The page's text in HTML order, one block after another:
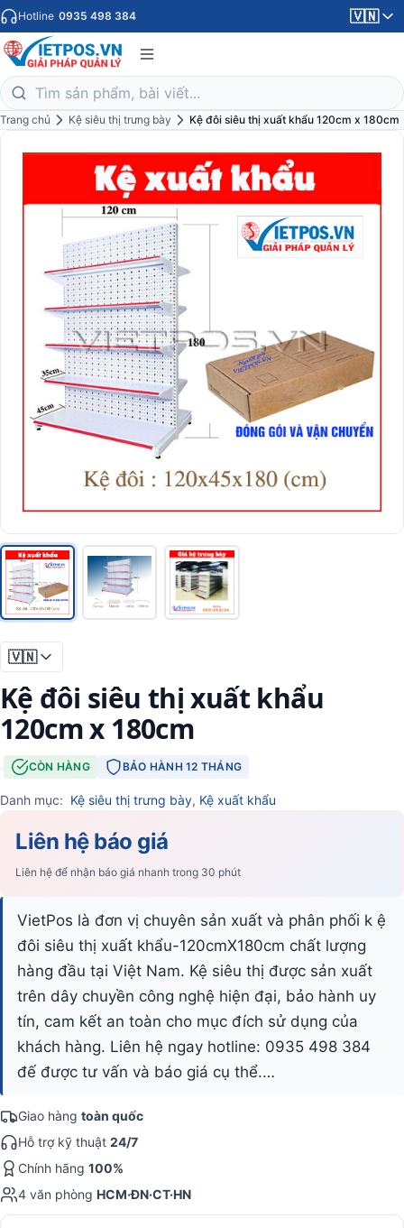
Hotline 0935 498 384 🇻🇳
Trang chủ Kệ siêu thị trưng bày Kệ đôi siêu thị xuất khẩu 120cm x 180cm
🇻🇳
Kệ đôi siêu thị xuất khẩu
120cm x 180cm
· CÒN HÀNG BẢO HÀNH 12 THÁNG
Danh mục: Kệ siêu thị trưng bày, Kệ xuất khẩu
Liên hệ báo giá
Liên hệ để nhận báo giá nhanh trong 30 phút
VietPos là đơn vị chuyên sản xuất và phân phối k ệ
đôi siêu thị xuất khẩu-120cmX180cm chất lượng
hàng đầu tại Việt Nam. Kệ siêu thị được sản xuất
trên dây chuyền công nghệ hiện đại, bảo hành uy
tín, cam kết an toàn cho mục đích sử dụng của
khách hàng. Liên hệ ngay hotline: 0935 498 384
đế được tư vấn và báo giá cụ thể.…
Giao hàng toàn quốc
Hỗ trợ kỹ thuật 24/7
Chính hãng 100%
4 văn phòng HCM·ĐN·CT·HN